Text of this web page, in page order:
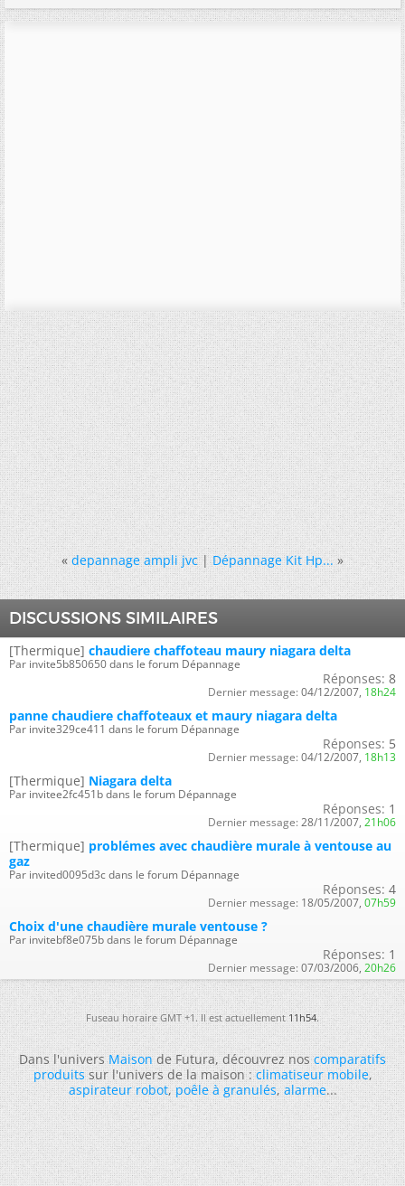
« depannage ampli jvc|Dépannage Kit Hp... »
DISCUSSIONS SIMILAIRES
[Thermique] chaudiere chaffoteau maury niagara delta
Par invite5b850650 dans le forum Dépannage
Réponses: 8
Dernier message: 04/12/2007, 18h24
panne chaudiere chaffoteaux et maury niagara delta
Par invite329ce411 dans le forum Dépannage
Réponses: 5
Dernier message: 04/12/2007, 18h13
[Thermique] Niagara delta
Par invitee2fc451b dans le forum Dépannage
Réponses: 1
Dernier message: 28/11/2007, 21h06
[Thermique] problémes avec chaudière murale à ventouse au
gaz
Par invited0095d3c dans le forum Dépannage
Réponses: 4
Dernier message: 18/05/2007, 07h59
Choix d'une chaudière murale ventouse ?
Par invitebf8e075b dans le forum Dépannage
Réponses: 1
Dernier message: 07/03/2006, 20h26
Fuseau horaire GMT +1. Il est actuellement11h54.
Dans l'universMaisonde Futura, découvrez noscomparatifs
produitssur l'univers de la maison :climatiseur mobile,
aspirateur robot,poêle à granulés,alarme...